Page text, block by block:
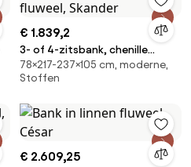
€ 1.839,2
3- of 4-zitsbank, chenille
fluweel, Skander
78×217-237×105 cm, moderne,
Stoffen
€ 2.609,25